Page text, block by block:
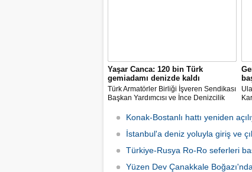
Yaşar Canca: 120 bin Türk
gemiadamı denizde kaldı
Türk Armatörler Birliği İşveren Sendikası
Başkan Yardımcısı ve İnce Denizcilik
Canca, pandemi nedeniyle dünya
denizlerinde mahsur kalan 120 bin Türk
denizcisinin ülkeye dönmek için
Konak-Bostanlı hattı yeniden
İstanbul'a deniz yoluyla giriş ve
Türkiye-Rusya Ro-Ro seferleri
Yüzen Dev Çanakkale